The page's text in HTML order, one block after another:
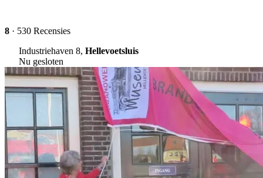
8 · 530 Recensies
Industriehaven 8, Hellevoetsluis
Nu gesloten